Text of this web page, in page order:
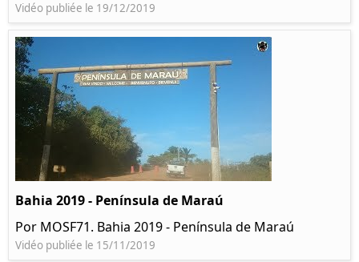
Vidéo publiée le 19/12/2019
Bahia 2019 - Península de Maraú
Por MOSF71. Bahia 2019 - Península de Maraú
Vidéo publiée le 15/11/2019